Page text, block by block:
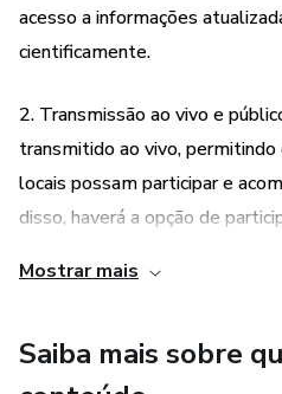
acesso a informações
cientificamente.
2. Transmissão ao vivo e
transmitido ao vivo,
locais possam participar e
disso, haverá a opção de
também receberão bônus
materiais complementares, e-
Mostrar mais
Saiba mais sobre